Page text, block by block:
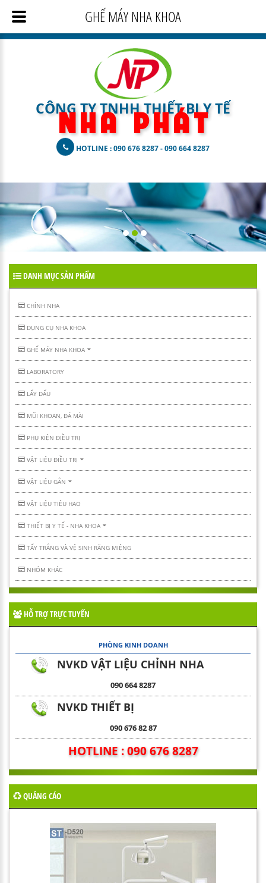
CÔNG TY TNHH THIẾT BỊ Y TẾ
N H A P H Á T
HOTLINE : 090 676 8287 - 090 664 8287
DANH MỤC SẢN PHẨM
CHỈNH NHA
DỤNG CỤ NHA KHOA
GHẾ MÁY NHA KHOA
LABORATORY
LẤY DẤU
MŨI KHOAN, ĐÁ MÀI
PHỤ KIỆN ĐIỀU TRỊ
VẬT LIỆU ĐIỀU TRỊ
VẬT LIỆU GẮN
VẬT LIỆU TIÊU HAO
THIẾT BỊ Y TẾ - NHA KHOA
TẨY TRẮNG VÀ VỆ SINH RĂNG MIỆNG
NHÓM KHÁC
HỖ TRỢ TRỰC TUYẾN
PHÒNG KINH DOANH
NVKD VẬT LIỆU CHỈNH NHA
090 664 8287
NVKD THIẾT BỊ
090 676 82 87
HOTLINE : 090 676 8287
QUẢNG CÁO
GHẾ MÁY NHA KHOA